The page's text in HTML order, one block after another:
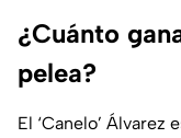
¿Cuánto
pelea?
El ‘Canelo’